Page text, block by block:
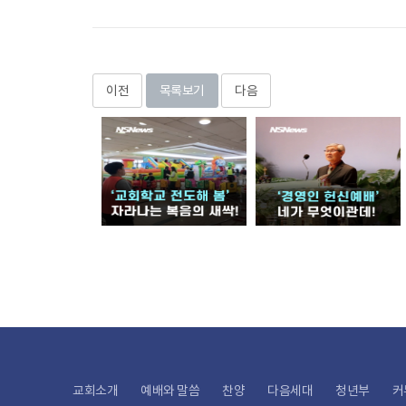
이전 목록보기 다음
교회소개 예배와 말씀 찬양 다음세대 청년부